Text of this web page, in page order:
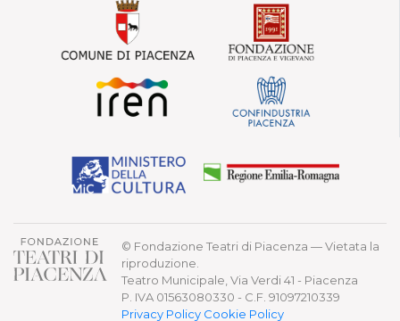
© Fondazione Teatri di Piacenza — Vietata la
riproduzione.
Teatro Municipale, Via Verdi 41 - Piacenza
P. IVA 01563080330 - C.F. 91097210339
Privacy Policy Cookie Policy